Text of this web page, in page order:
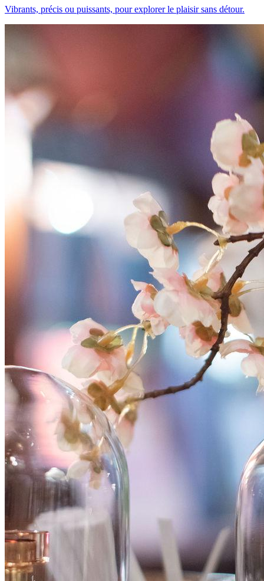
Vibrants, précis ou puissants, pour explorer le plaisir sans détour.